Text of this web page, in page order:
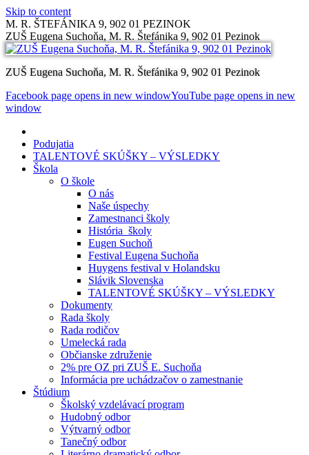
Skip to content
M. R. ŠTEFÁNIKA 9, 902 01 PEZINOK
ZUŠ Eugena Suchoňa, M. R. Štefánika 9, 902 01 Pezinok
ZUŠ Eugena Suchoňa, M. R. Štefánika 9, 902 01 Pezinok
Facebook page opens in new windowYouTube page opens in new
window
Podujatia
TALENTOVÉ SKÚŠKY – VÝSLEDKY
Škola
O škole
O nás
Naše úspechy
Zamestnanci školy
História školy
Eugen Suchoň
Festival Eugena Suchoňa
Huygens festival v Holandsku
Slávik Slovenska
TALENTOVÉ SKÚŠKY – VÝSLEDKY
Dokumenty
Rada školy
Rada rodičov
Umelecká rada
Občianske združenie
2% pre OZ pri ZUŠ E. Suchoňa
Informácia pre uchádzačov o zamestnanie
Štúdium
Školský vzdelávací program
Hudobný odbor
Výtvarný odbor
Tanečný odbor